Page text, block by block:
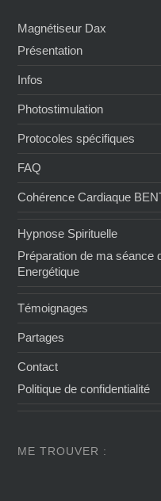
Magnétiseur Dax
Présentation
Infos
Photostimulation
Protocoles spécifiques
FAQ
Cohérence Cardiaque
Hypnose Spirituelle
Préparation de ma séance
Energétique
Témoignages
Partages
Contact
Politique de confidentialité
ME TROUVER :